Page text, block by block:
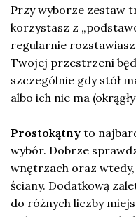
Przy wyborze zestaw
korzystasz z
regularnie
Twojej przestrzeni
szczególnie gdy stół
albo ich nie ma
Prostokątny to
wybór. Dobrze
wnętrzach oraz wtedy,
ściany. Dodatkową
do różnych liczby